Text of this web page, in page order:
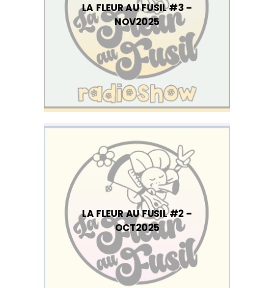
LA FLEUR AU FUSIL #3 –
NOV2025
LA FLEUR AU FUSIL #2 –
OCT2025